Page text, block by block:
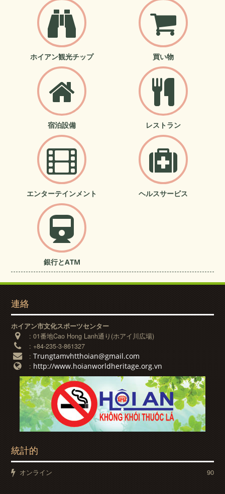
ホイアン観光チップ 買い物
宿泊設備 レストラン
エンターテインメント ヘルスサービス
銀行とATM
連絡
ホイアン市文化スポーツセンター
:01番地Cao Hong Lanh通り(ホアイ川広場)
:+84-235-3-861327
:Trungtamvhtthoian@gmail.com
: http://www.hoianworldheritage.org.vn
統計的
オンライン 90